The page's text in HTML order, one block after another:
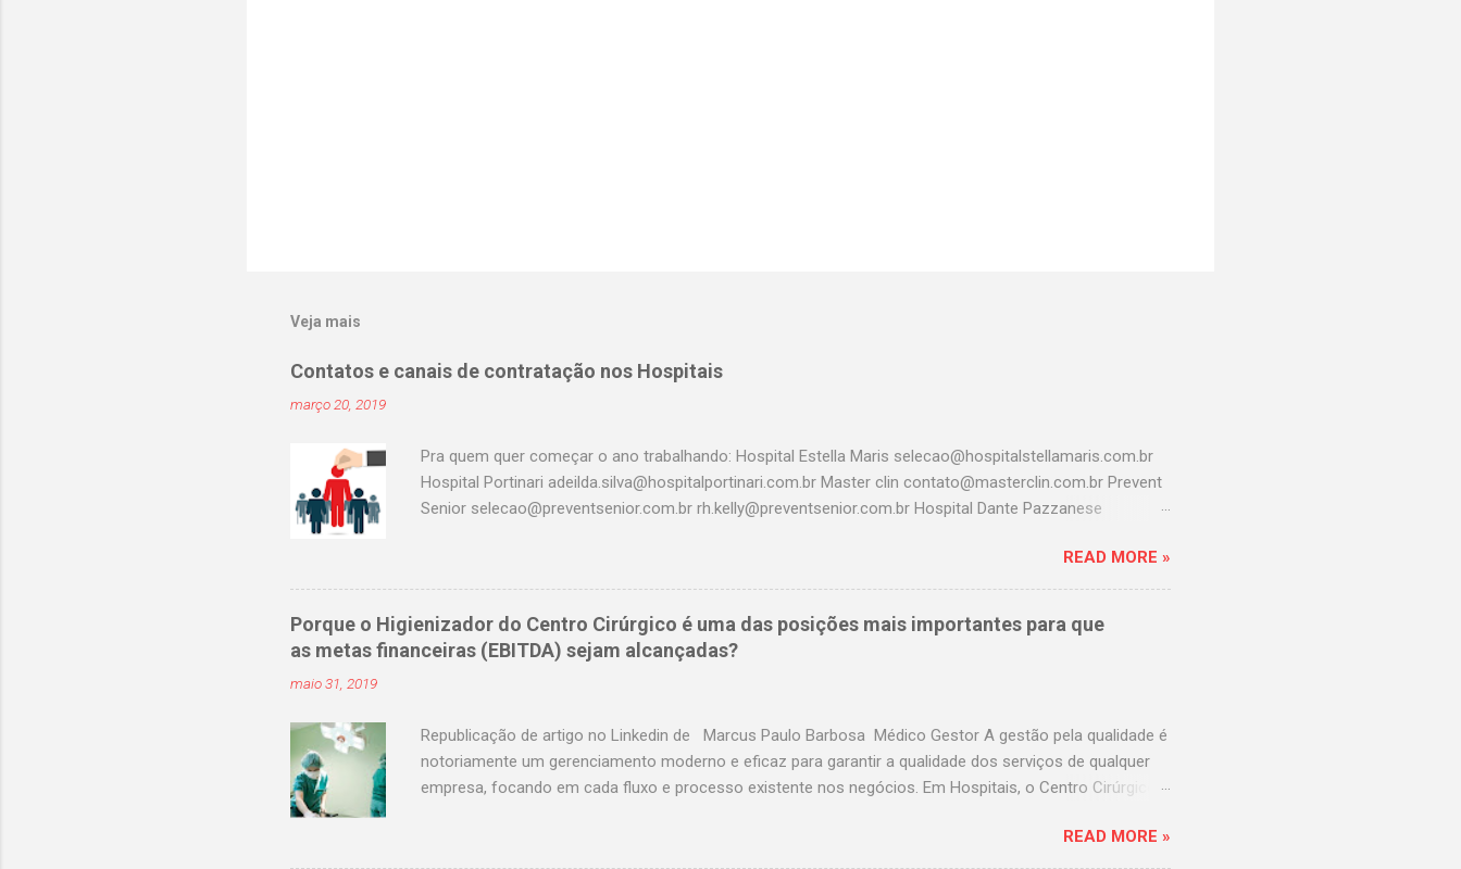
Veja mais
Contatos e canais de contratação nos Hospitais
março 20, 2019
Pra quem quer começar o ano trabalhando: Hospital Estella Maris selecao@hospitalstellamaris.com.br
Hospital Portinari adeilda.silva@hospitalportinari.com.br Master clin contato@masterclin.com.br Prevent
Senior selecao@preventsenior.com.br rh.kelly@preventsenior.com.br Hospital Dante Pazzanese
Assunção rhselecao@hospitalassuncao.com.br AACD mmodesto@aacd.org.br Hospital america
enfermagem@hospitalamerica.com.br rh@hospitalamerica.com.br Hospital previna
atendimento@hospitalprevina.com.br Intermedica selecao@intermedica.com.br Hospital Samaritano
selecao@samaritano.org.br Hospital Santa Paula selecao@santapaula.com.br Hospital São Cristovão
selecao@saocristovao.com.br Seconci selecao@seconci-sp.org.br Hospital Brasil
READ MORE »
Porque o Higienizador do Centro Cirúrgico é uma das posições mais importantes para que
as metas financeiras (EBITDA) sejam alcançadas?
maio 31, 2019
Republicação de artigo no Linkedin de Marcus Paulo Barbosa Médico Gestor A gestão pela qualidade é
notoriamente um gerenciamento moderno e eficaz para garantir a qualidade dos serviços de qualquer
empresa, focando em cada fluxo e processo existente nos negócios. Em Hospitais, o Centro Cirúrgico
15 a 30 % de produção indireta, portanto não é preciso explicar o impacto deste importantíssimo Centro
READ MORE »